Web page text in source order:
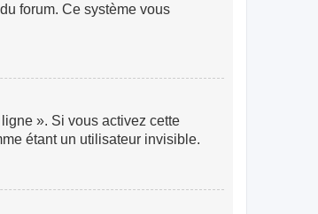
forum. Ce système vous
». Si vous activez cette
étant un utilisateur invisible.